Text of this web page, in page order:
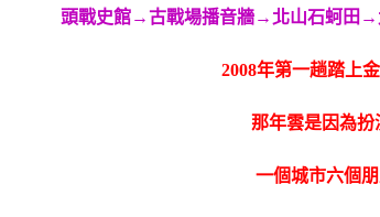
2008年第一趟踏上
那年雲是因為
一個城市六個